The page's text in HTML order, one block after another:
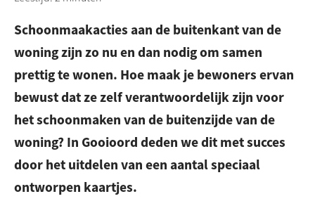
Schoonmaakacties aan de buitenkant van de
woning zijn zo nu en dan nodig om samen
prettig te wonen. Hoe maak je bewoners ervan
bewust dat ze zelf verantwoordelijk zijn voor
het schoonmaken van de buitenzijde van de
woning? In Gooioord deden we dit met succes
door het uitdelen van een aantal speciaal
ontworpen kaartjes.